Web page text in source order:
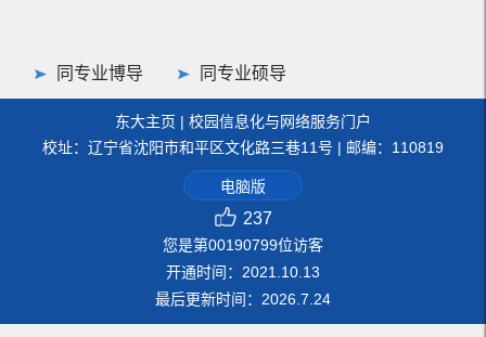
同专业博导 同专业硕导
东大主页 | 校园信息化与网络服务门户
校址：辽宁省沈阳市和平区文化路三巷11号 | 邮编：110819
电脑版
237
您是第00190799位访客
开通时间： 2021 10 13
最后更新时间： 2026 7 24